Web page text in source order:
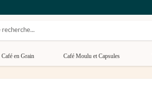
Café en Grain Café Moulu et Capsules